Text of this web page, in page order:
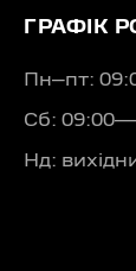
ГРАФІК
Пн–пт:
Сб:
Нд: